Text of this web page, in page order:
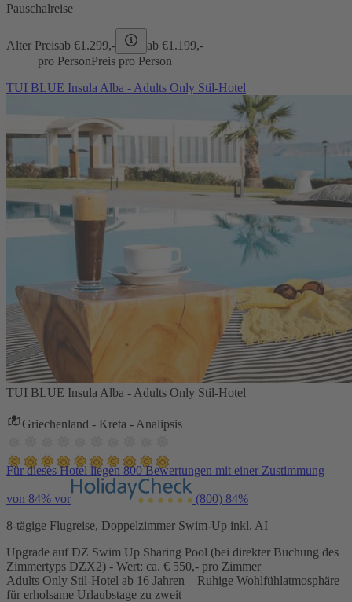
Pauschalreise
Alter Preisab €1.299,- ab €1.199,-
pro PersonPreis pro Person
TUI BLUE Insula Alba - Adults Only Stil-Hotel
TUI BLUE Insula Alba - Adults Only Stil-Hotel
Griechenland - Kreta - Analipsis
Für dieses Hotel liegen 800 Bewertungen mit einer Zustimmung
von 84% vor (800) 84%
8-tägige Flugreise, Doppelzimmer Swim-Up inkl. AI
Upgrade auf DZ Swim Up Sharing Pool (bei direkter Buchung des
Zimmertyps DZX2) - Wert: ca. € 550,- pro Zimmer
Adults Only Stil-Hotel ab 16 Jahren – Ruhige Wohlfühlatmosphäre
für erholsame Urlaubstage zu zweit